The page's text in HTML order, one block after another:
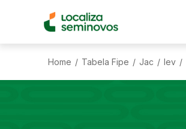
Home / Tabela Fipe / Jac / Iev /